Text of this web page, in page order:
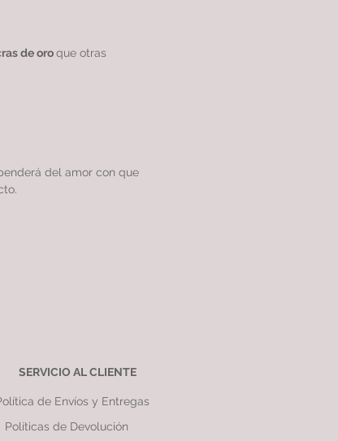
de oroque otras
del amor con que
SERVICIO AL CLIENTE
de Envíos y Entregas
Políticas de Devolución